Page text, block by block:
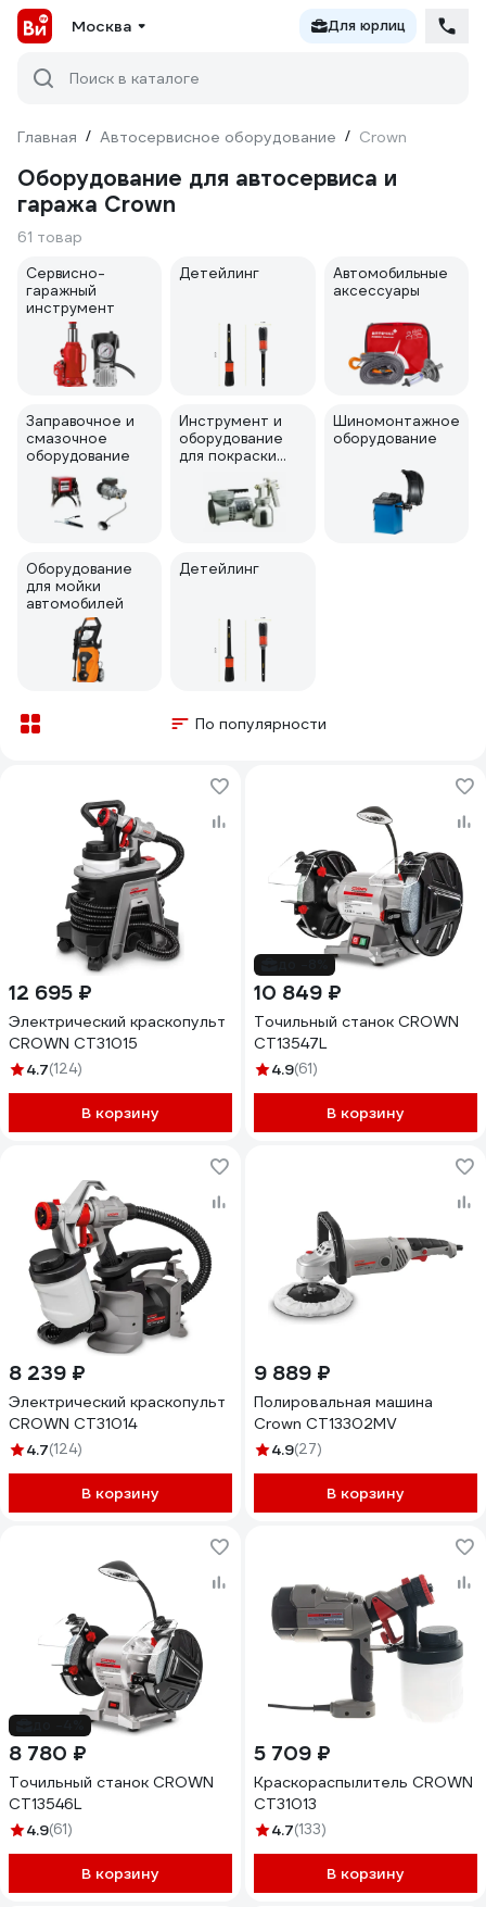
Москва Для юрлиц
Поиск в каталоге
Главная / Автосервисное оборудование / Crown
Оборудование для автосервиса и
гаража Crown
61 товар
Сервисно-
гаражный
инструмент
Детейлинг
Автомобильные
аксессуары
Заправочное и
смазочное
оборудование
Инструмент и
оборудование
для покраски
Шиномонтажное
оборудование
Оборудование
для мойки
автомобилей
Детейлинг
По популярности
12 695 ₽
Электрический краскопульт
CROWN CT31015
4.7(124)
В корзину
10 849 ₽
Точильный станок CROWN
CT13547L
4.9(61)
В корзину
8 239 ₽
Электрический краскопульт
CROWN CT31014
4.7(124)
В корзину
9 889 ₽
Полировальная машина
Crown CT13302MV
4.9(27)
В корзину
8 780 ₽
Точильный станок CROWN
CT13546L
4.9(61)
В корзину
5 709 ₽
Краскораспылитель CROWN
CT31013
4.7(133)
В корзину